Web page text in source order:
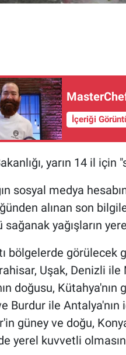
İçeriği
yarın 14 il için
sosyal medya
alınan son
sağanak yağışların
bölgelerde görülecek
Uşak, Denizli ile
doğusu,
Burdur ile Antalya'nın
güney ve doğu,
yerel kuvvetli